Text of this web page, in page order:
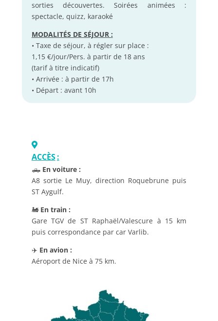
sorties découvertes. Soirées animées :
spectacle, quizz, karaoké
MODALITÉS DE SÉJOUR :
• Taxe de séjour, à régler sur place :
1,15 €/jour/Pers. à partir de 18 ans
(tarif à titre indicatif)
• Arrivée : à partir de 17h
• Départ : avant 10h
ACCÈS:
🛻En voiture :
A8 sortie Le Muy, direction Roquebrune puis
ST Aygulf.
🚂En train :
Gare TGV de ST Raphaël/Valescure à 15 km
puis correspondance par car Varlib.
✈️ En avion :
Aéroport de Nice à 75 km.